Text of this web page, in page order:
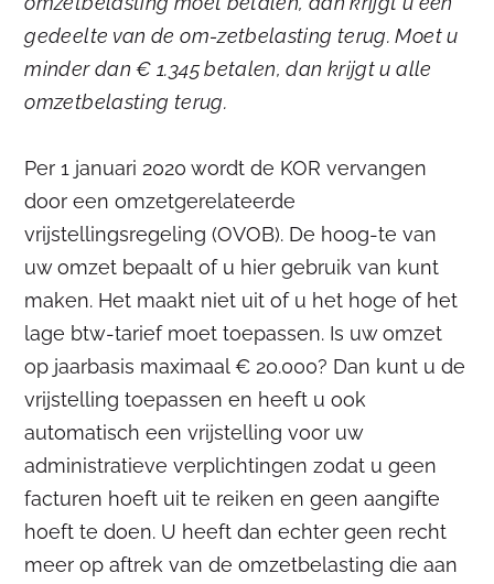
gedeelte van de om-zetbelasting terug. Moet u
minder dan € 1.345 betalen, dan krijgt u alle
omzetbelasting terug.
Per 1 januari 2020 wordt de KOR vervangen
door een omzetgerelateerde
vrijstellingsregeling (OVOB). De hoog-te van
uw omzet bepaalt of u hier gebruik van kunt
maken. Het maakt niet uit of u het hoge of het
lage btw-tarief moet toepassen. Is uw omzet
op jaarbasis maximaal € 20.000? Dan kunt u de
vrijstelling toepassen en heeft u ook
automatisch een vrijstelling voor uw
administratieve verplichtingen zodat u geen
facturen hoeft uit te reiken en geen aangifte
hoeft te doen. U heeft dan echter geen recht
meer op aftrek van de omzetbelasting die aan